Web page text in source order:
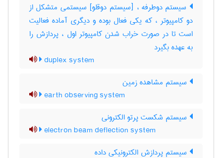
سیستم دوطرفه ، [سیستم دوقلو] سیستمی متشکل از
دو کامپیوتر ، که یکی فعال بوده و دیگری آماده فعالیت
است تا در صورت خراب شدن کامپیوتر اول ، پردازش را
به عهده بگیرد
duplex system
سیستم مشاهده زمین
earth observing system
سیستم شکست پرتو الکترونی
electron beam deflection system
سیستم پردازش الکترونیکی داده